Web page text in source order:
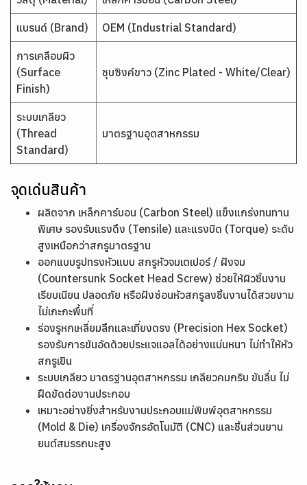
แบรนด์ (Brand) OEM (Industrial Standard)
การเคลือบผิว
(Surface
Finish)
ชุบซิงค์ขาว (Zinc Plated - White/Clear)
ระบบเกลียว
(Thread
Standard)
มาตรฐานอุตสาหกรรม
จุดเด่นสินค้า
ผลิตจาก เหล็กคาร์บอน (Carbon Steel) แข็งแกร่งทนทาน
พิเศษ รองรับแรงดึง (Tensile) และแรงบิด (Torque) ระดับ
สูงเหนือกว่าสกรูมาตรฐาน
ออกแบบรูปทรงหัวแบบ สกรูหัวจมเตเปอร์ / ฝังจม
(Countersunk Socket Head Screw) ช่วยให้ผิวชิ้นงาน
เรียบเนียน ปลอดภัย หรือฝังซ่อนหัวสกรูลงชิ้นงานได้สวยงาม
ไม่เกะกะพื้นที่
ร่องรูหกเหลี่ยมลึกและเที่ยงตรง (Precision Hex Socket)
รองรับการขันอัดด้วยประแจแอลได้อย่างแน่นหนา ไม่ทำให้หัว
สกรูเยิน
ระบบเกลียว มาตรฐานอุตสาหกรรม เกลียวคมกริบ ขันลื่น ไม่
ฝืดขัดต่องานประกอบ
เหมาะอย่างยิ่งสำหรับงานประกอบแม่พิมพ์อุตสาหกรรม
(Mold & Die) เครื่องจักรอัตโนมัติ (CNC) และชิ้นส่วนยาน
ยนต์สมรรถนะสูง